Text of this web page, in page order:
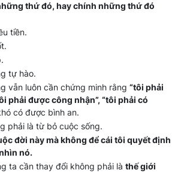
thứ đó, hay chính những thứ đó
tiền.
tự hào.
vẫn luôn cần chứng minh rằng “tôi phải
phải được công nhận”, “tôi phải có
có được bình an.
phải là từ bỏ cuộc sống.
đời này mà không để cái tôi quyết định
nó.
ta cần thay đổi không phải là thế giới